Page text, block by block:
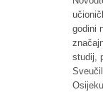
godini
studij,